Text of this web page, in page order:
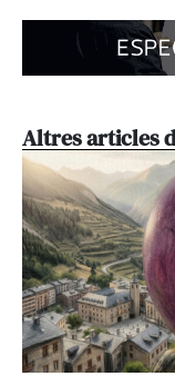
Altres articles